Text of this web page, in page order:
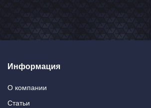
Информация
О компании
Статьи